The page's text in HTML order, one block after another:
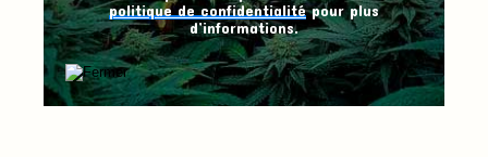
politique de confidentialitépour plus
d’informations.